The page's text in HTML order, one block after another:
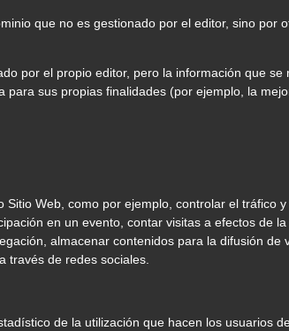
que no es gestionado por el editor, sino por
por el propio editor, pero la información que
sus propias finalidades (por ejemplo, la
Web, como por ejemplo, controlar el tráfico
en un evento, contar visitas a efectos de
almacenar contenidos para la difusión
través de redes sociales.
de la utilización que hacen los usuarios